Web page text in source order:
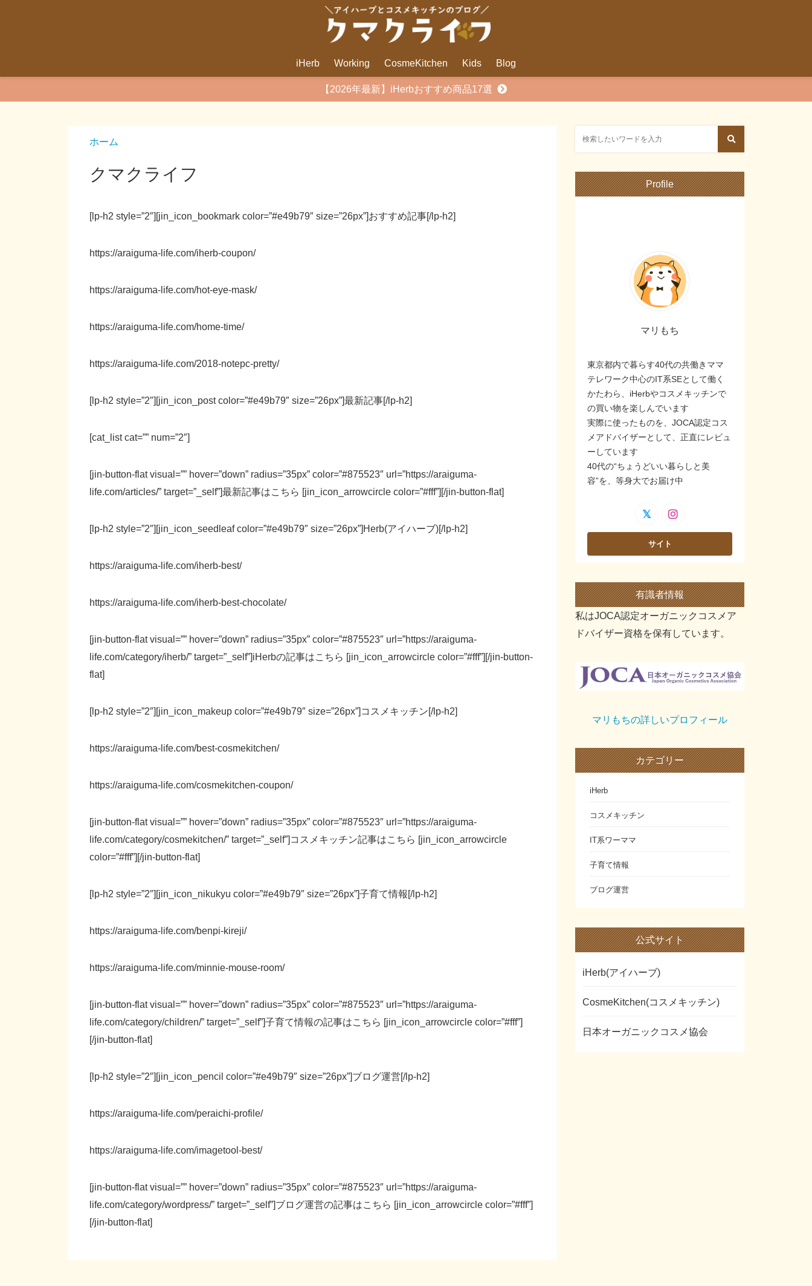
iHerb Working CosmeKitchen Kids Blog
【2026年最新】iHerbおすすめ商品17選
ホーム
クマクライフ
[lp-h2 style=”2″][jin_icon_bookmark color=”#e49b79″ size=”26px”]おすすめ記事[/lp-h2]
https://araiguma-life.com/iherb-coupon/
https://araiguma-life.com/hot-eye-mask/
https://araiguma-life.com/home-time/
https://araiguma-life.com/2018-notepc-pretty/
[lp-h2 style=”2″][jin_icon_post color=”#e49b79″ size=”26px”]最新記事[/lp-h2]
[cat_list cat=”” num=”2″]
[jin-button-flat visual=”” hover=”down” radius=”35px” color=”#875523″ url=”https://araiguma-
life.com/articles/” target=”_self”]最新記事はこちら [jin_icon_arrowcircle color=”#fff”][/jin-button-flat]
[lp-h2 style=”2″][jin_icon_seedleaf color=”#e49b79″ size=”26px”]Herb(アイハーブ)[/lp-h2]
https://araiguma-life.com/iherb-best/
https://araiguma-life.com/iherb-best-chocolate/
[jin-button-flat visual=”” hover=”down” radius=”35px” color=”#875523″ url=”https://araiguma-
life.com/category/iherb/” target=”_self”]iHerbの記事はこちら [jin_icon_arrowcircle color=”#fff”][/jin-button-
flat]
[lp-h2 style=”2″][jin_icon_makeup color=”#e49b79″ size=”26px”]コスメキッチン[/lp-h2]
https://araiguma-life.com/best-cosmekitchen/
https://araiguma-life.com/cosmekitchen-coupon/
[jin-button-flat visual=”” hover=”down” radius=”35px” color=”#875523″ url=”https://araiguma-
life.com/category/cosmekitchen/” target=”_self”]コスメキッチン記事はこちら [jin_icon_arrowcircle
color=”#fff”][/jin-button-flat]
[lp-h2 style=”2″][jin_icon_nikukyu color=”#e49b79″ size=”26px”]子育て情報[/lp-h2]
https://araiguma-life.com/benpi-kireji/
https://araiguma-life.com/minnie-mouse-room/
[jin-button-flat visual=”” hover=”down” radius=”35px” color=”#875523″ url=”https://araiguma-
life.com/category/children/” target=”_self”]子育て情報の記事はこちら [jin_icon_arrowcircle color=”#fff”]
[/jin-button-flat]
[lp-h2 style=”2″][jin_icon_pencil color=”#e49b79″ size=”26px”]ブログ運営[/lp-h2]
https://araiguma-life.com/peraichi-profile/
https://araiguma-life.com/imagetool-best/
[jin-button-flat visual=”” hover=”down” radius=”35px” color=”#875523″ url=”https://araiguma-
life.com/category/wordpress/” target=”_self”]ブログ運営の記事はこちら [jin_icon_arrowcircle color=”#fff”]
[/jin-button-flat]
Profile
マリもち
東京都内で暮らす40代の共働きママ
テレワーク中心のIT系SEとして働く
かたわら、iHerbやコスメキッチンで
の買い物を楽しんでいます
実際に使ったものを、JOCA認定コス
メアドバイザーとして、正直にレビュ
ーしています
40代の“ちょうどいい暮らしと美
容”を、等身大でお届け中
有識者情報
私はJOCA認定オーガニックコスメア
ドバイザー資格を保有しています。
マリもちの詳しいプロフィール
カテゴリー
iHerb
コスメキッチン
IT系ワーママ
子育て情報
ブログ運営
公式サイト
iHerb(アイハーブ)
CosmeKitchen(コスメキッチン)
日本オーガニックコスメ協会